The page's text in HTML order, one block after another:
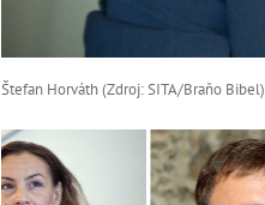
Štefan Horváth (Zdroj: SITA/Braňo Bibel)